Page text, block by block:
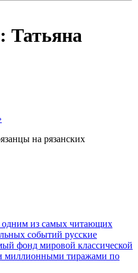
Татьяна
на рязанских
из самых читающих
событий русские
фонд мировой классической
миллионными тиражами по